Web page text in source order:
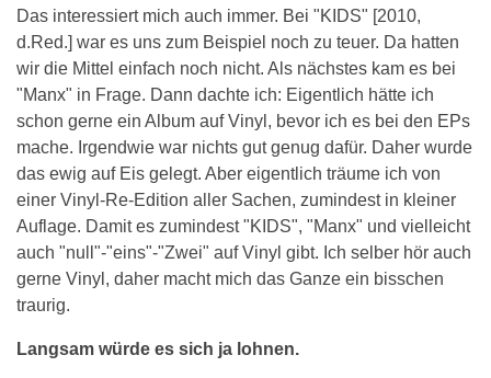
Das interessiert mich auch immer. Bei "KIDS" [2010,
d.Red.] war es uns zum Beispiel noch zu teuer. Da hatten
wir die Mittel einfach noch nicht. Als nächstes kam es bei
"Manx" in Frage. Dann dachte ich: Eigentlich hätte ich
schon gerne ein Album auf Vinyl, bevor ich es bei den EPs
mache. Irgendwie war nichts gut genug dafür. Daher wurde
das ewig auf Eis gelegt. Aber eigentlich träume ich von
einer Vinyl-Re-Edition aller Sachen, zumindest in kleiner
Auflage. Damit es zumindest "KIDS", "Manx" und vielleicht
auch "null"-"eins"-"Zwei" auf Vinyl gibt. Ich selber hör auch
gerne Vinyl, daher macht mich das Ganze ein bisschen
traurig.
Langsam würde es sich ja lohnen.